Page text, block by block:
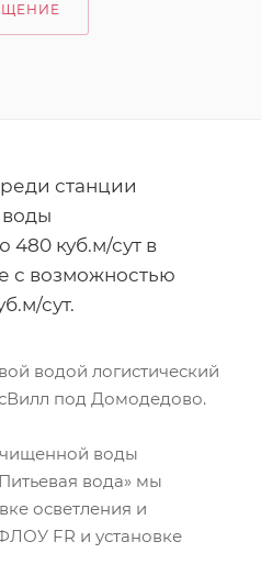
станции
воды
480 куб.м/сут в
с возможностью
сут.
водой логистический
под Домодедово.
воды
вода» мы
осветления и
FR и установке